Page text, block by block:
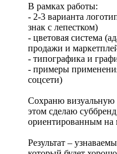
В рамках работы:
- 2-3 варианта
знак с лепестком)
- цветовая система
продажи и
- типографика и
- примеры
соцсети)
Сохраню визуальную
этом сделаю
ориентированным
Результат –